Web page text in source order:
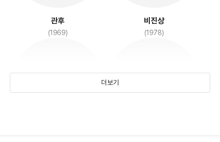
관후
(1969)
비진상
(1978)
더보기